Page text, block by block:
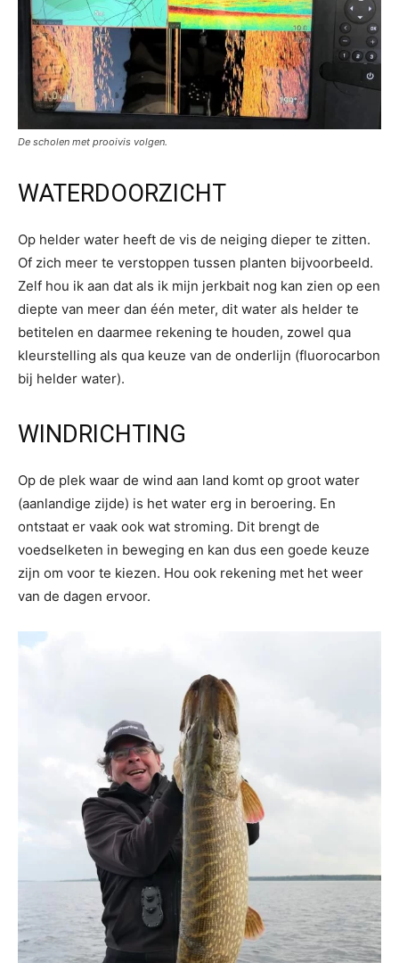
De scholen met prooivis volgen.
WATERDOORZICHT
Op helder water heeft de vis de neiging dieper te zitten.
Of zich meer te verstoppen tussen planten bijvoorbeeld.
Zelf hou ik aan dat als ik mijn jerkbait nog kan zien op een
diepte van meer dan één meter, dit water als helder te
betitelen en daarmee rekening te houden, zowel qua
kleurstelling als qua keuze van de onderlijn (fluorocarbon
bij helder water).
WINDRICHTING
Op de plek waar de wind aan land komt op groot water
(aanlandige zijde) is het water erg in beroering. En
ontstaat er vaak ook wat stroming. Dit brengt de
voedselketen in beweging en kan dus een goede keuze
zijn om voor te kiezen. Hou ook rekening met het weer
van de dagen ervoor.